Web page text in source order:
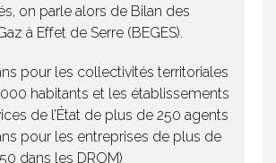
on parle alors de Bilan des
à Effet de Serre (BEGES).
pour les collectivités territoriales
habitants et les établissements
de l’État de plus de 250 agents
pour les entreprises de plus de
dans les DROM)